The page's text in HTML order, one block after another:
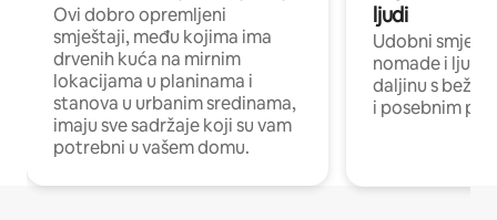
Ovi dobro opremljeni
smještaji, među kojima ima
drvenih kuća na mirnim
lokacijama u planinama i
stanova u urbanim sredinama,
imaju sve sadržaje koji su vam
potrebni u vašem domu.
ljudi
Udobni
nomade i ljude
daljinu s
i posebnim